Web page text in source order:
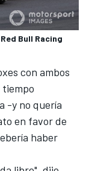
Bull Racing
con ambos
tiempo
-y no quería
en favor de
haber